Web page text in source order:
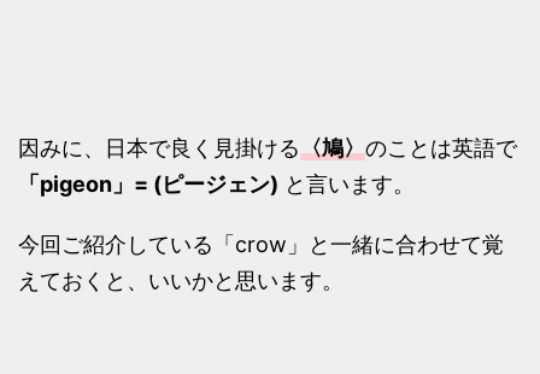
因みに、日本で良く見掛ける〈鳩〉のことは英語で
「pigeon」= (ピージェン) と言います。
今回ご紹介している「crow」と一緒に合わせて覚
えておくと、いいかと思います。